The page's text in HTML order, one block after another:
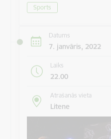
Sports
Datums
7. janvāris, 2022
Laiks
22.00
Atrašanās vieta
Litene